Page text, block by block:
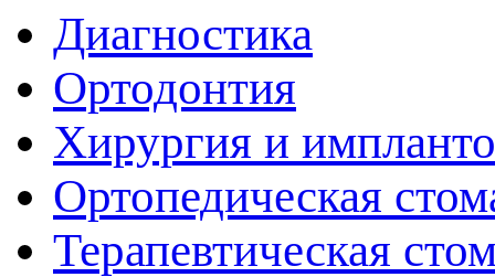
Диагностика
Ортодонтия
Хирургия и
Ортопедическая
Терапевтическая